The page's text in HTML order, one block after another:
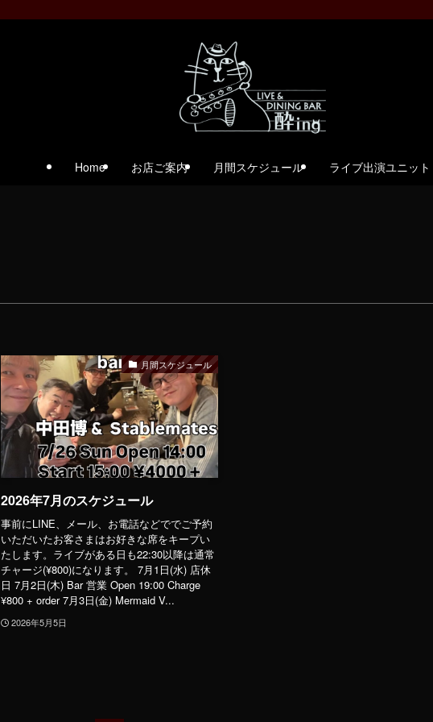
Home お店ご案内 月間スケジュール ライブ出演ユニット
月間スケジュール
2026年7月のスケジュール
事前にLINE、メール、お電話などででご予約
いただいたお客さまはお好きな席をキープい
たします。ライブがある日も22:30以降は通常
チャージ(¥800)になります。 7月1日(水) 店休
日 7月2日(木) Bar 営業 Open 19:00 Charge
¥800 + order 7月3日(金) Mermaid V...
2026年5月5日